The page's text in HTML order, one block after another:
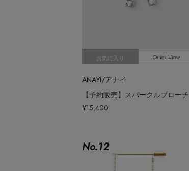
お気に入り Quick View
ANAYI/アナイ
【予約販売】スパークルブローチ
¥15,400
No.12